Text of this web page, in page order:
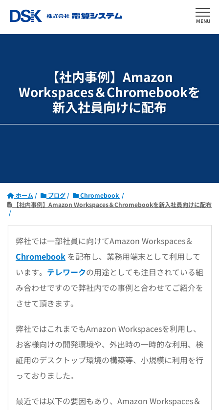
MENU
【社内事例】Amazon
Workspaces＆Chromebookを
新入社員向けに配布
ホーム ブログ
Chromebook
【社内事例】Amazon Workspaces＆Chromebookを新入社員向けに配布
弊社では一部社員に向けてAmazon Workspaces＆
Chromebook を配布し、業務用端末として利用して
います。 テレワークの用途としても注目されている組
み合わせですので弊社内での事例と合わせてご紹介を
させて頂きます。
弊社ではこれまでもAmazon Workspacesを利用し、
お客様向けの開発環境や、外出時の一時的な利用、検
証用のデスクトップ環境の構築等、小規模に利用を行
っておりました。
最近では以下の要因もあり、Amazon Workspaces＆